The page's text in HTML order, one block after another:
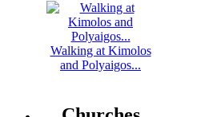
Walking at Kimolos
and Polyaigos...